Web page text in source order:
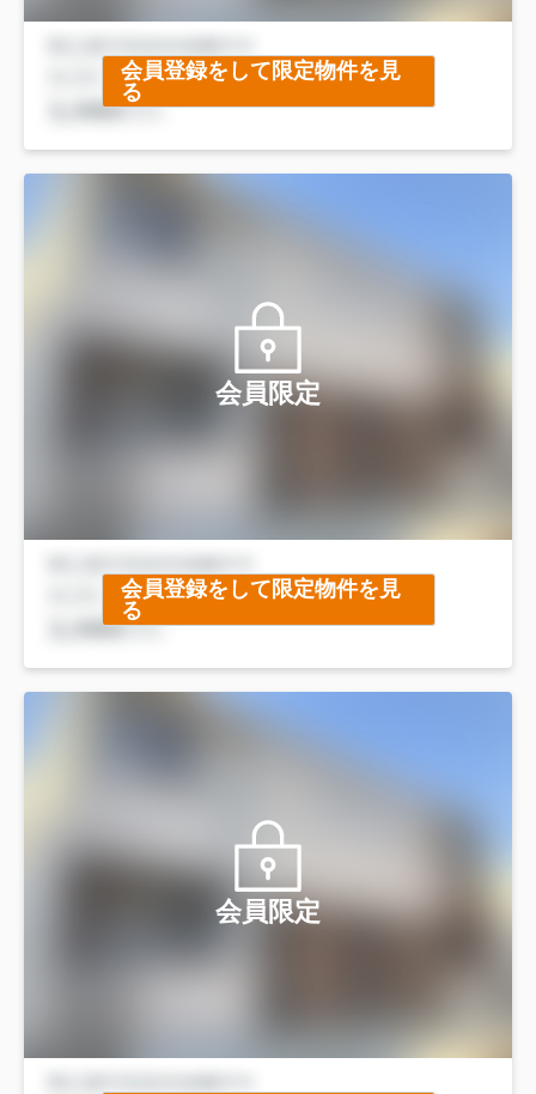
会員登録をして限定物件を見
る
会員限定
会員登録をして限定物件を見
る
会員限定